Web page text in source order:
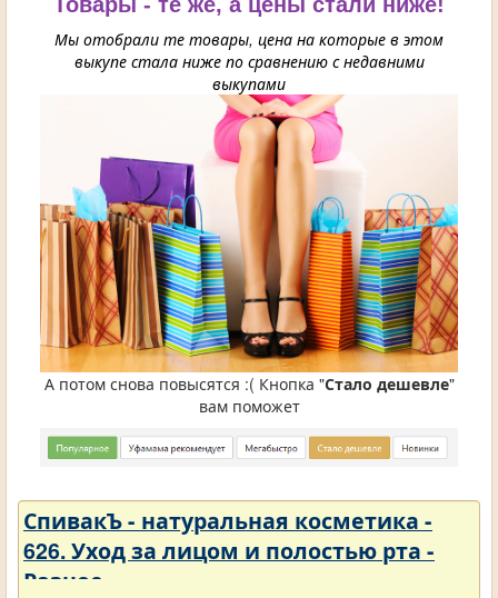
Мы отобрали те товары, цена на которые в этом
выкупе стала ниже по сравнению с недавними
выкупами
А потом снова повысятся :( Кнопка "Стало дешевле"
вам поможет
СпивакЪ - натуральная косметика -
626. Уход за лицом и полостью рта -
Разное